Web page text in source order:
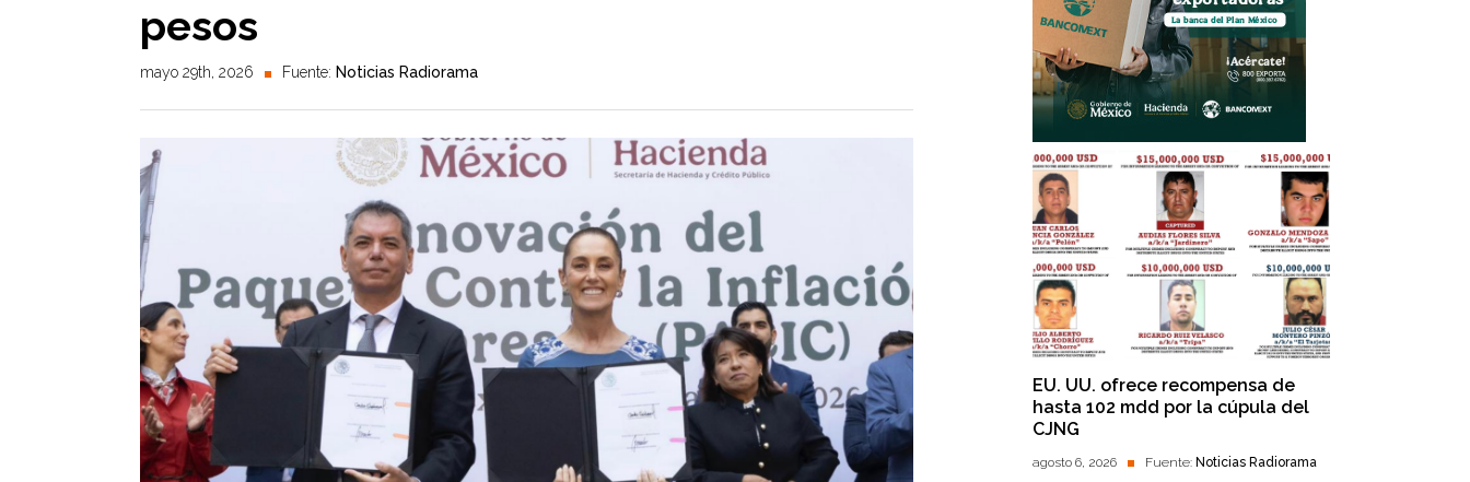
pesos
mayo 29th, 2026 Fuente: Noticias Radiorama
EU. UU. ofrece recompensa de
hasta 102 mdd por la cúpula del
CJNG
agosto 6, 2026 Fuente: Noticias Radiorama